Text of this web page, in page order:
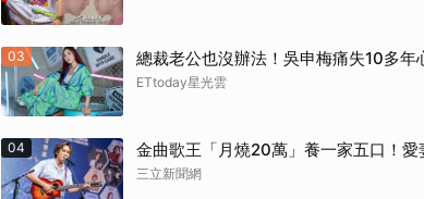
03 總裁老公也沒辦法！吳申梅痛失10多年
ETtoday星光雲
04 金曲歌王「月燒20萬」養一家五口！
三立新聞網